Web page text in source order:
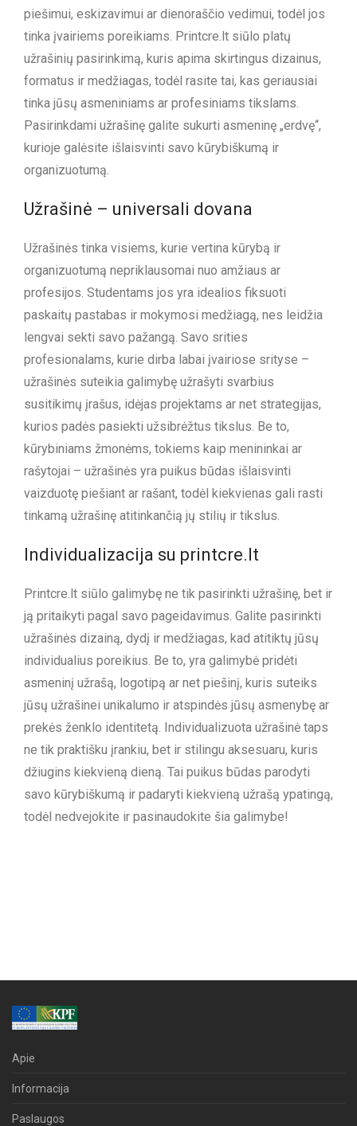
piešimui, eskizavimui ar dienoraščio vedimui, todėl jos
tinka įvairiems poreikiams. Printcre.lt siūlo platų
užrašinių pasirinkimą, kuris apima skirtingus dizainus,
formatus ir medžiagas, todėl rasite tai, kas geriausiai
tinka jūsų asmeniniams ar profesiniams tikslams.
Pasirinkdami užrašinę galite sukurti asmeninę „erdvę“,
kurioje galėsite išlaisvinti savo kūrybiškumą ir
organizuotumą.
Užrašinė – universali dovana
Užrašinės tinka visiems, kurie vertina kūrybą ir
organizuotumą nepriklausomai nuo amžiaus ar
profesijos. Studentams jos yra idealios fiksuoti
paskaitų pastabas ir mokymosi medžiagą, nes leidžia
lengvai sekti savo pažangą. Savo srities
profesionalams, kurie dirba labai įvairiose srityse –
užrašinės suteikia galimybę užrašyti svarbius
susitikimų įrašus, idėjas projektams ar net strategijas,
kurios padės pasiekti užsibrėžtus tikslus. Be to,
kūrybiniams žmonėms, tokiems kaip menininkai ar
rašytojai – užrašinės yra puikus būdas išlaisvinti
vaizduotę piešiant ar rašant, todėl kiekvienas gali rasti
tinkamą užrašinę atitinkančią jų stilių ir tikslus.
Individualizacija su printcre.lt
Printcre.lt siūlo galimybę ne tik pasirinkti užrašinę, bet ir
ją pritaikyti pagal savo pageidavimus. Galite pasirinkti
užrašinės dizainą, dydį ir medžiagas, kad atitiktų jūsų
individualius poreikius. Be to, yra galimybė pridėti
asmeninį užrašą, logotipą ar net piešinį, kuris suteiks
jūsų užrašinei unikalumo ir atspindės jūsų asmenybę ar
prekės ženklo identitetą. Individualizuota užrašinė taps
ne tik praktišku įrankiu, bet ir stilingu aksesuaru, kuris
džiugins kiekvieną dieną. Tai puikus būdas parodyti
savo kūrybiškumą ir padaryti kiekvieną užrašą ypatingą,
todėl nedvejokite ir pasinaudokite šia galimybe!
Apie
Informacija
Paslaugos